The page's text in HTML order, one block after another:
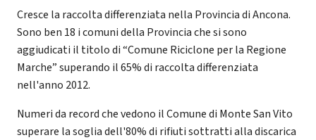
Cresce la raccolta differenziata nella Provincia di Ancona.
Sono ben 18 i comuni della Provincia che si sono
aggiudicati il titolo di “Comune Riciclone per la Regione
Marche” superando il 65% di raccolta differenziata
nell'anno 2012.
Numeri da record che vedono il Comune di Monte San Vito
superare la soglia dell'80% di rifiuti sottratti alla discarica